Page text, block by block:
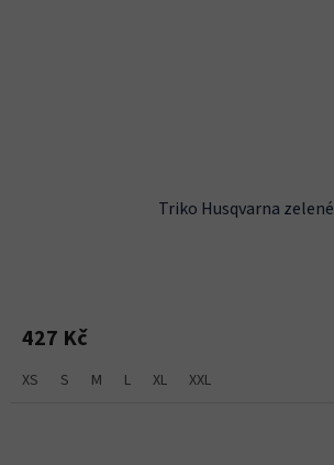
Triko Husqvarna zelené
427 Kč
XS S M L XL XXL